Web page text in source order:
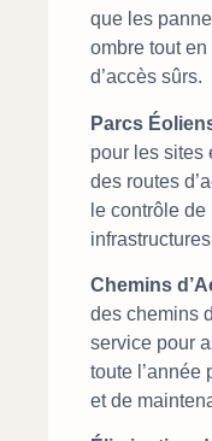
que les
ombre tout
d’accès sûrs.
Parcs
pour les sites
des routes
le contrôle
Chemins
des chemins
service pour
toute l’année
et de